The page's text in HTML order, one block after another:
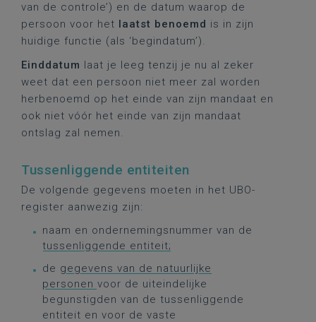
van de controle’) en de datum waarop de
persoon voor het laatst benoemd is in zijn
huidige functie (als ‘begindatum’).
Einddatum laat je leeg tenzij je nu al zeker
weet dat een persoon niet meer zal worden
herbenoemd op het einde van zijn mandaat en
ook niet vóór het einde van zijn mandaat
ontslag zal nemen.
Tussenliggende entiteiten
De volgende gegevens moeten in het UBO-
register aanwezig zijn:
naam en ondernemingsnummer van de
tussenliggende entiteit;
de gegevens van de natuurlijke
personen voor de uiteindelijke
begunstigden van de tussenliggende
entiteit en voor de vaste